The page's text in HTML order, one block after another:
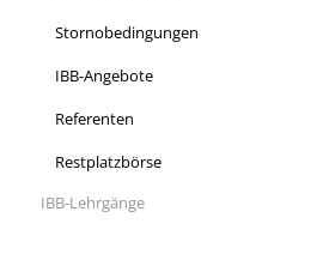
Stornobedingungen
IBB-Angebote
Referenten
Restplatzbörse
IBB-Lehrgänge